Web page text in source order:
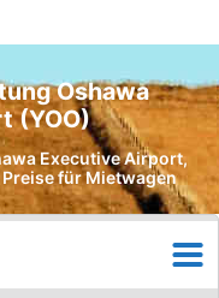
Oshawa
(YOO)
Executive Airport,
für Mietwagen